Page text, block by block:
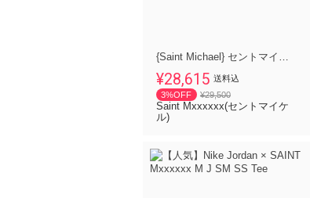
¥28,615 送料込
3%OFF
¥29,500
Saint Mxxxxxx(セントマイケ
ル)